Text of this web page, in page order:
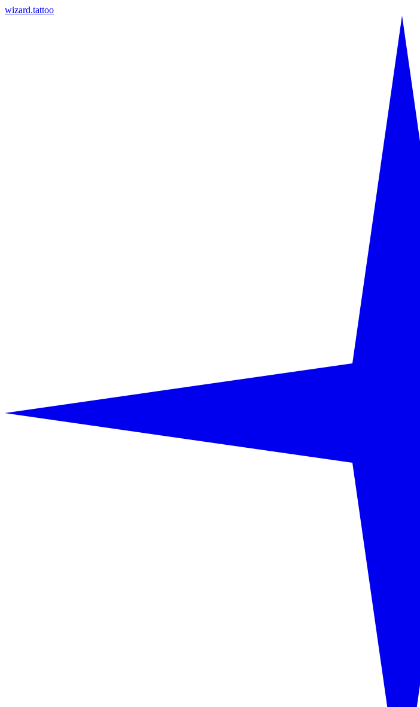
wizard.tattoo